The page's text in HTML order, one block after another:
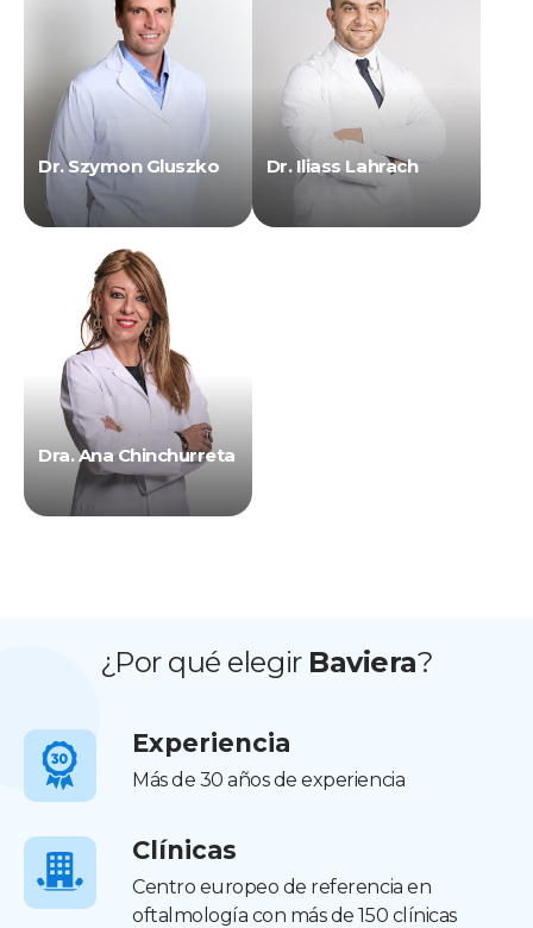
Dr. Szymon Gluszko Dr. Iliass Lahrach
Dra. Ana Chinchurreta
¿Por qué elegir Baviera?
Experiencia
Más de 30 años de experiencia
Clínicas
Centro europeo de referencia en
oftalmología con más de 150 clínicas